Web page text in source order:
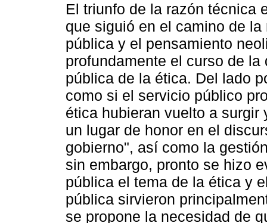
El triunfo de la razón técnica
que siguió en el camino de la
pública y el pensamiento
profundamente el curso de la
pública de la ética. Del lado
como si el servicio público
ética hubieran vuelto a surgir
un lugar de honor en el
gobierno", así como la
sin embargo, pronto se hizo
pública el tema de la ética y
pública sirvieron
se propone la necesidad de